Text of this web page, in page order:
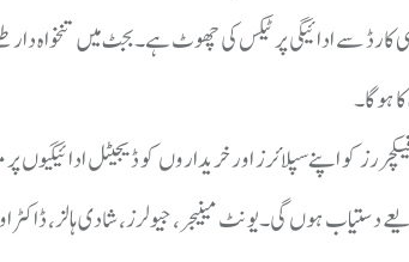
کارڈ سے ادائیگی پر ٹیکس کی چھوٹ ہے۔بجٹ میں تنخواہ
ہو گا۔
دستیاب ہوں گی۔یونٹ مینیجر، جیولرز، شادی ہالز،